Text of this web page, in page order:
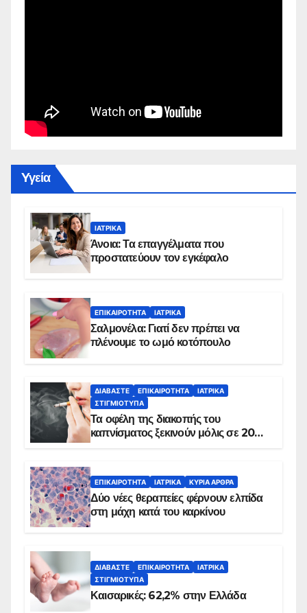
Yγεία
ΙΑΤΡΙΚΆ
Άνοια: Τα επαγγέλματα που
προστατεύουν τον εγκέφαλο
ΕΠΙΚΑΙΡΌΤΗΤΑ ΙΑΤΡΙΚΆ
Σαλμονέλα: Γιατί δεν πρέπει να
πλένουμε το ωμό κοτόπουλο
ΔΙΑΒΆΣΤΕ ΕΠΙΚΑΙΡΌΤΗΤΑ
ΙΑΤΡΙΚΆ
ΣΤΙΓΜΙΌΤΥΠΑ
Τα οφέλη της διακοπής του
καπνίσματος ξεκινούν μόλις σε 20
ΕΠΙΚΑΙΡΌΤΗΤΑ ΙΑΤΡΙΚΆ ΚΥΡΙΑ ΑΡΘΡΑ
Δύο νέες θεραπείες φέρνουν ελπίδα
στη μάχη κατά του καρκίνου
ΔΙΑΒΆΣΤΕ ΕΠΙΚΑΙΡΌΤΗΤΑ
ΙΑΤΡΙΚΆ
ΣΤΙΓΜΙΌΤΥΠΑ
Καισαρικές: 62,2% στην Ελλάδα